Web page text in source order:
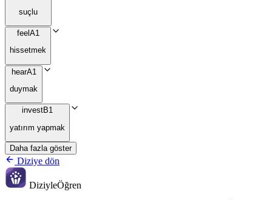
suçlu
feel A1
hissetmek
hearA1
duymak
investB1
yatırım yapmak
Daha fazla göster
Diziye dön
DiziyleÖğren